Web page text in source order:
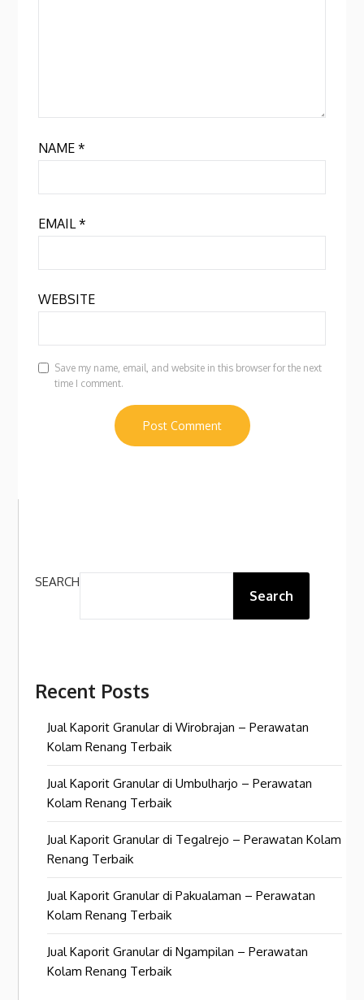
NAME*
EMAIL*
WEBSITE
Save my name, email, and website in this browser for the next
time I comment.
SEARCH
Search
Recent Posts
Jual Kaporit Granular di Wirobrajan – Perawatan
Kolam Renang Terbaik
Jual Kaporit Granular di Umbulharjo – Perawatan
Kolam Renang Terbaik
Jual Kaporit Granular di Tegalrejo – Perawatan Kolam
Renang Terbaik
Jual Kaporit Granular di Pakualaman – Perawatan
Kolam Renang Terbaik
Jual Kaporit Granular di Ngampilan – Perawatan
Kolam Renang Terbaik